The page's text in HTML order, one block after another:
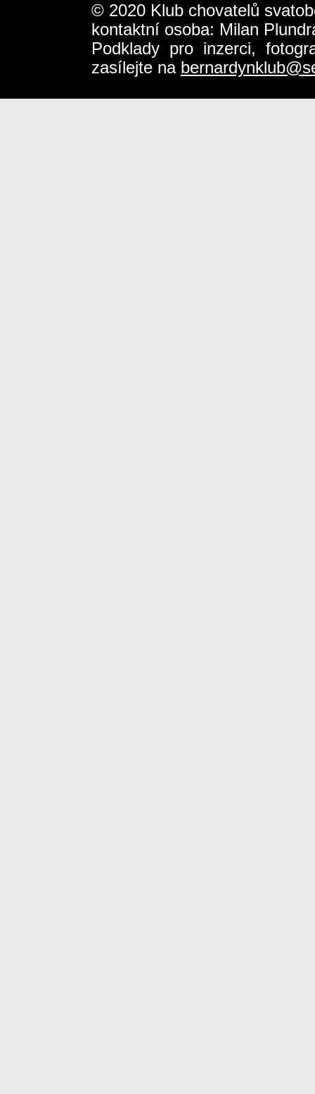
© 2020 Klub chovatelů
kontaktní osoba: Milan
Podklady pro inzerci,
zasílejte na